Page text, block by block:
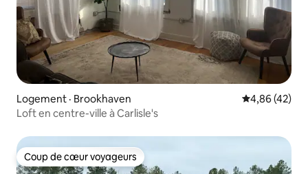
Logement · Brookhaven Note
4,86 (42)
Loft en centre-ville à Carlisle's
Coup de cœur voyageurs
Coup de cœur voyageurs